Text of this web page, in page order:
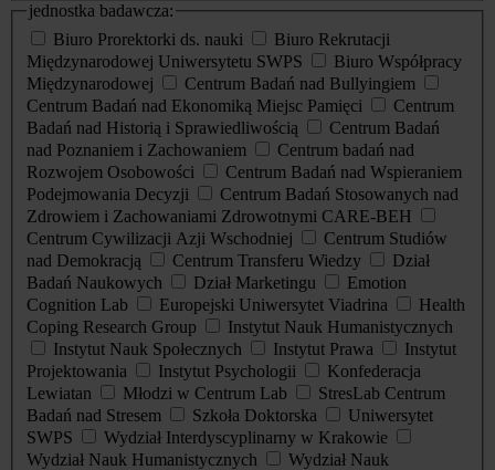
jednostka badawcza:
Biuro Prorektorki ds. nauki
Biuro Rekrutacji
Międzynarodowej Uniwersytetu SWPS
Biuro Współpracy
Międzynarodowej
Centrum Badań nad Bullyingiem
Centrum Badań nad Ekonomiką Miejsc Pamięci
Centrum
Badań nad Historią i Sprawiedliwością
Centrum Badań
nad Poznaniem i Zachowaniem
Centrum badań nad
Rozwojem Osobowości
Centrum Badań nad Wspieraniem
Podejmowania Decyzji
Centrum Badań Stosowanych nad
Zdrowiem i Zachowaniami Zdrowotnymi CARE-BEH
Centrum Cywilizacji Azji Wschodniej
Centrum Studiów
nad Demokracją
Centrum Transferu Wiedzy
Dział
Badań Naukowych
Dział Marketingu
Emotion
Cognition Lab
Europejski Uniwersytet Viadrina
Health
Coping Research Group
Instytut Nauk Humanistycznych
Instytut Nauk Społecznych
Instytut Prawa
Instytut
Projektowania
Instytut Psychologii
Konfederacja
Lewiatan
Młodzi w Centrum Lab
StresLab Centrum
Badań nad Stresem
Szkoła Doktorska
Uniwersytet
SWPS
Wydział Interdyscyplinarny w Krakowie
Wydział Nauk Humanistycznych
Wydział Nauk